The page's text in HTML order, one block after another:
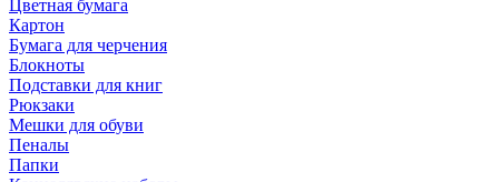
Цветная бумага
Картон
Бумага для черчения
Блокноты
Подставки для книг
Рюкзаки
Мешки для обуви
Пеналы
Папки